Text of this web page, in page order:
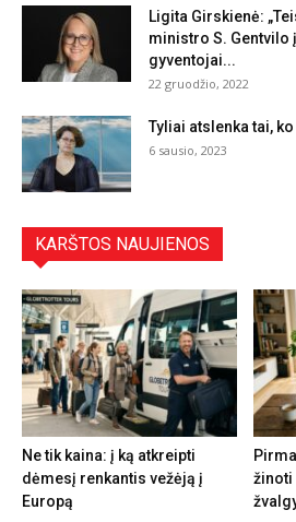
Ligita Girskienė:
ministro S. Gentvilo
gyventojai...
22 gruodžio, 2022
Tyliai atslenka tai,
6 sausio, 2023
KARŠTOS NAUJIENOS
Ne tik kaina: į ką atkreipti
dėmesį renkantis vežėją į
Europą
žinoti